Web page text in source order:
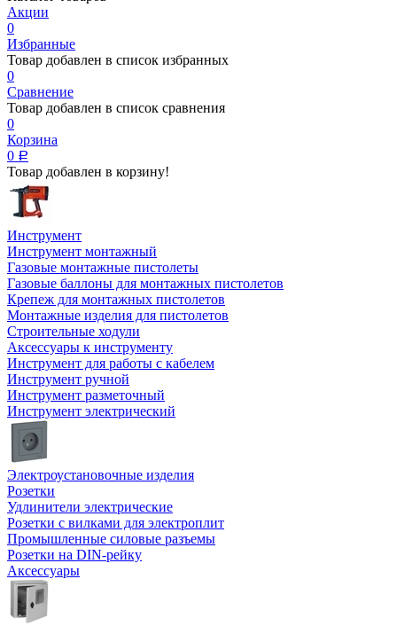
Акции
0
Избранные
Товар добавлен в список избранных
0
Сравнение
Товар добавлен в список сравнения
0
Корзина
0 Р
Товар добавлен в корзину!
Инструмент
Инструмент монтажный
Газовые монтажные пистолеты
Газовые баллоны для монтажных пистолетов
Крепеж для монтажных пистолетов
Монтажные изделия для пистолетов
Строительные ходули
Аксессуары к инструменту
Инструмент для работы с кабелем
Инструмент ручной
Инструмент разметочный
Инструмент электрический
Электроустановочные изделия
Розетки
Удлинители электрические
Розетки с вилками для электроплит
Промышленные силовые разъемы
Розетки на DIN-рейку
Аксессуары